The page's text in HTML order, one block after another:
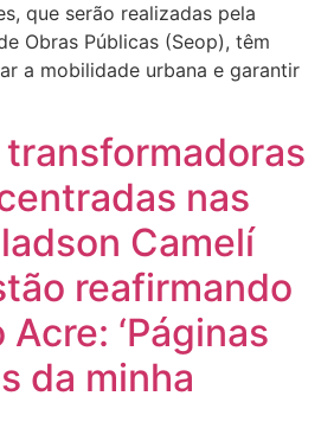
que serão realizadas pela
Obras Públicas (Seop), têm
a mobilidade urbana e garantir
nas
Camelí
reafirmando
‘Páginas
da minha